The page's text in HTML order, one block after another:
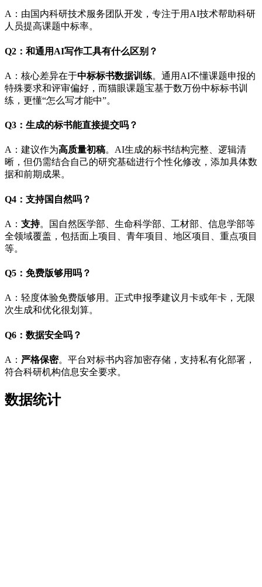
A：由国内科研技术服务团队开发，专注于用AI技术帮助科研
人员提高课题中标率。
Q2：和通用AI写作工具有什么区别？
A：核心差异在于中标标书数据训练。通用AI不懂课题申报的
特殊要求和评审偏好，而猫眼课题宝基于数万份中标标书训
练，更懂“怎么写才能中”。
Q3：生成的标书能直接提交吗？
A：建议作为高质量初稿。AI生成的标书结构完整、逻辑清
晰，但仍需结合自己的研究基础进行个性化修改，添加具体数
据和前期成果。
Q4：支持国自然吗？
A： 支持。国自然医学部、生命科学部、工材部、信息学部等
全领域覆盖，包括面上项目、青年项目、地区项目、重点项目
等。
Q5：免费版够用吗？
A：轻度体验免费版够用。正式申报季建议月卡或年卡，无限
次生成和优化很划算。
Q6：数据安全吗？
A： 严格保密。平台对标书内容加密存储，支持私有化部署，
符合科研机构信息安全要求。
数据统计